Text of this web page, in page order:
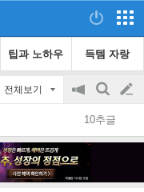
팁과 노하우 득템 자랑
전체보기
공
지
on/off
검
색
글
쓰
10추글